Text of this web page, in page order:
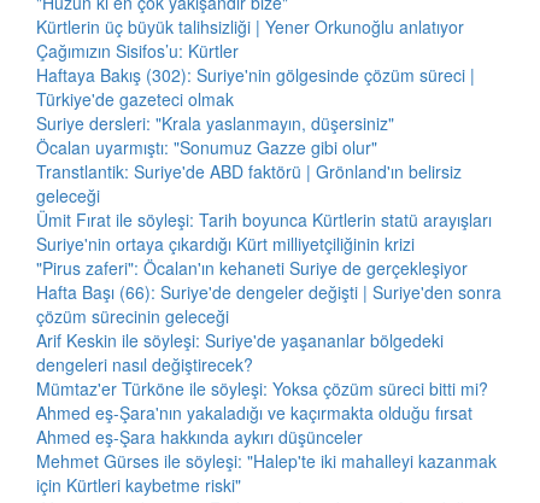
Kürtlerin üç büyük talihsizliği | Yener Orkunoğlu anlatıyor
Çağımızın Sisifos’u: Kürtler
Haftaya Bakış (302): Suriye'nin gölgesinde çözüm süreci |
Türkiye'de gazeteci olmak
Suriye dersleri: "Krala yaslanmayın, düşersiniz"
Öcalan uyarmıştı: "Sonumuz Gazze gibi olur"
Transtlantik: Suriye'de ABD faktörü | Grönland'ın belirsiz
geleceği
Ümit Fırat ile söyleşi: Tarih boyunca Kürtlerin statü arayışları
Suriye'nin ortaya çıkardığı Kürt milliyetçiliğinin krizi
"Pirus zaferi": Öcalan'ın kehaneti Suriye de gerçekleşiyor
Hafta Başı (66): Suriye'de dengeler değişti | Suriye'den sonra
çözüm sürecinin geleceği
Arif Keskin ile söyleşi: Suriye'de yaşananlar bölgedeki
dengeleri nasıl değiştirecek?
Mümtaz'er Türköne ile söyleşi: Yoksa çözüm süreci bitti mi?
Ahmed eş-Şara'nın yakaladığı ve kaçırmakta olduğu fırsat
Ahmed eş-Şara hakkında aykırı düşünceler
Mehmet Gürses ile söyleşi: "Halep'te iki mahalleyi kazanmak
için Kürtleri kaybetme riski"